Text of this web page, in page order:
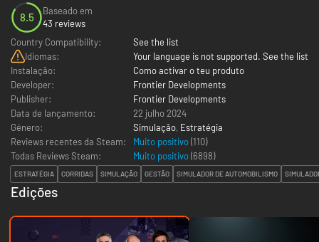
8.5
Baseado em
43 reviews
Country Compatibility:
See the list
Idiomas:
Your language is not supported. See the list
Instalação:
Como activar o teu produto
Developer:
Frontier Developments
Publisher:
Frontier Developments
Data de lançamento:
22 julho 2024
Género:
Simulação, Estratégia
Reviews recentes da Steam:
Muito positivo(110)
Todas Reviews Steam:
Muito positivo(6898)
ESTRATÉGIA CORRIDAS SIMULAÇÃO GESTÃO SIMULADOR DE AUTOMOBILISMO
Edições